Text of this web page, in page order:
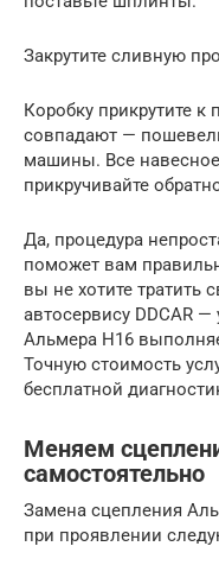
Закрутите сливную
Коробку прикрутите к
совпадают —
машины. Все
прикручивайте
Да, процедура
поможет вам
вы не хотите тратить
автосервису DDCAR
Альмера Н16
Точную стоимость
бесплатной
Меняем
самостоятельно
Замена сцепления
при проявлении